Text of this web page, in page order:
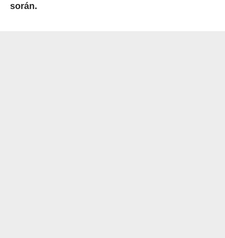
során.